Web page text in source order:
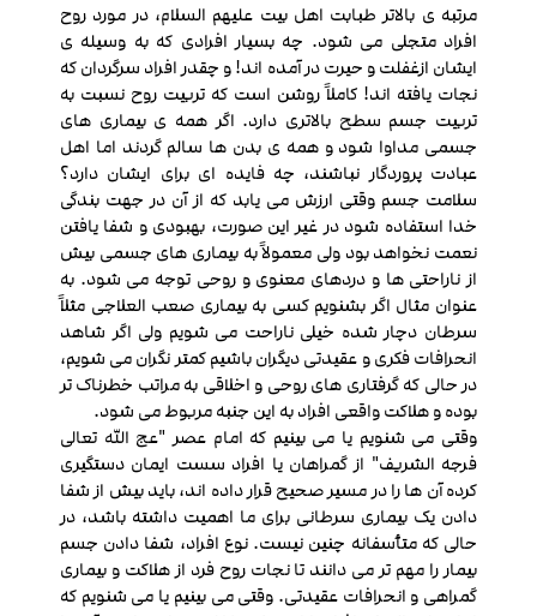
مرتبه ی بالاتر طبابت اهل بیت علیهم السلام، در مورد روح
افراد متجلی می شود. چه بسیار افرادی که به وسیله ی
ایشان ازغفلت و حیرت در آمده اند! و چقدر افراد سرگردان که
نجات یافته اند! کاملاً روشن است که تربیت روح نسبت به
تربیت جسم سطح بالاتری دارد. اگر همه ی بیماری های
جسمی مداوا شود و همه ی بدن ها سالم گردند اما اهل
عبادت پروردگار نباشند، چه فایده ای برای ایشان دارد؟
سلامت جسم وقتی ارزش می یابد که از آن در جهت بندگی
خدا استفاده شود در غیر این صورت، بهبودی و شفا یافتن
نعمت نخواهد بود ولی معمولاً به بیماری های جسمی بیش
از ناراحتی ها و دردهای معنوی و روحی توجه می شود. به
عنوان مثال اگر بشنویم کسی به بیماری صعب العلاجی مثلاً
سرطان دچار شده خیلی ناراحت می شویم ولی اگر شاهد
انحرافات فکری و عقیدتی دیگران باشیم کمتر نگران می شویم،
در حالی که گرفتاری های روحی و اخلاقی به مراتب خطرناک تر
بوده و هلاکت واقعی افراد به این جنبه مربوط می شود.
وقتی می شنویم یا می بینیم که امام عصر "عج الله تعالی
فرجه الشریف" از گمراهان یا افراد سست ایمان دستگیری
کرده آن ها را در مسیر صحیح قرار داده اند، باید بیش از شفا
دادن یک بیماری سرطانی برای ما اهمیت داشته باشد، در
حالی که متأسفانه چنین نیست. نوع افراد، شفا دادن جسم
بیمار را مهم تر می دانند تا نجات روح فرد از هلاکت و بیماری
گمراهی و انحرافات عقیدتی. وقتی می بینیم یا می شنویم که